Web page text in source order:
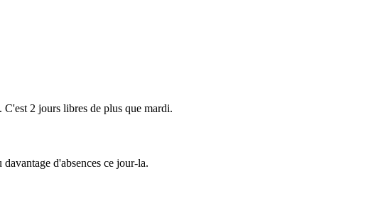
2 jours libres de plus que mardi.
d'absences ce jour-la.